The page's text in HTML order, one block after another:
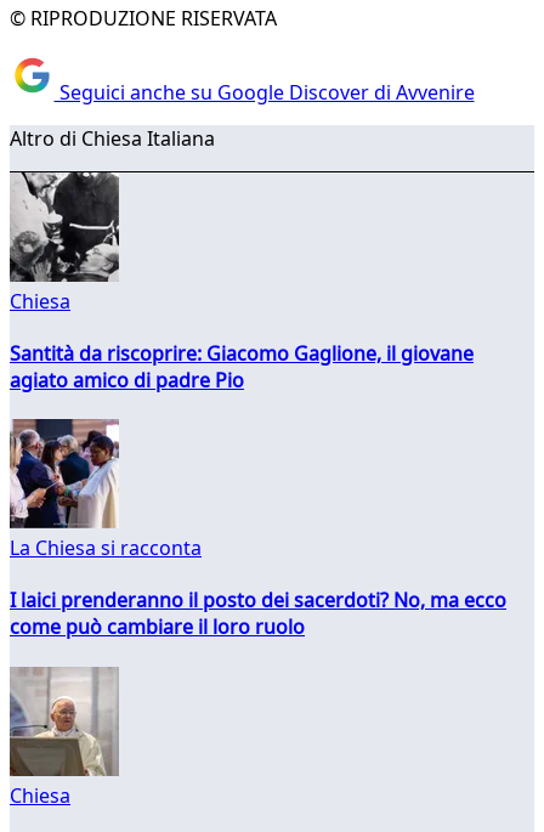
© RIPRODUZIONE RISERVATA
Seguici anche su Google Discover di Avvenire
Altro di Chiesa Italiana
Chiesa
Santità da riscoprire: Giacomo Gaglione, il giovane
agiato amico di padre Pio
La Chiesa si racconta
I laici prenderanno il posto dei sacerdoti? No, ma ecco
come può cambiare il loro ruolo
Chiesa